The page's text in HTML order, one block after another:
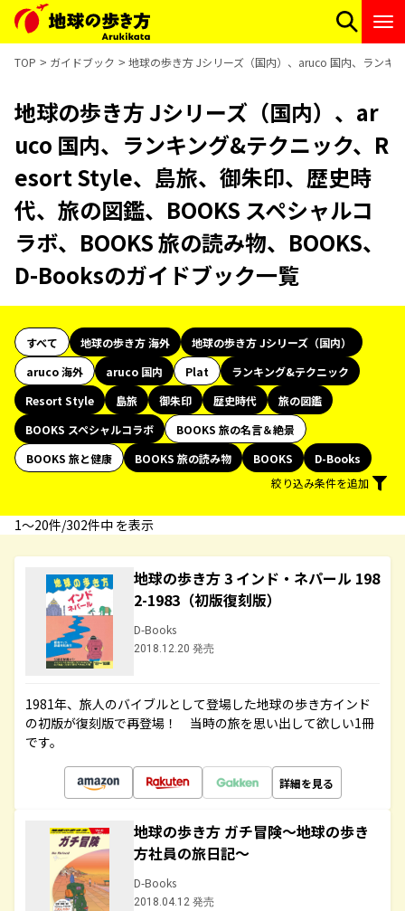
TOP ガイドブック 地球の歩き方 Jシリーズ（国内）、aruco 国内、ランキ
地球の歩き方 Jシリーズ（国内）、ar
uco 国内、ランキング&テクニック、R
esort Style、島旅、御朱印、歴史時
代、旅の図鑑、BOOKS スペシャルコ
ラボ、BOOKS 旅の読み物、BOOKS、
D-Booksのガイドブック一覧
すべて 地球の歩き方 海外
地球の歩き方 Jシリーズ（国内）
aruco 海外
aruco 国内 Plat
ランキング&テクニック
Resort Style
島旅 御朱印 歴史時代
旅の図鑑
BOOKS スペシャルコラボ
BOOKS 旅の名言＆絶景
BOOKS 旅と健康
BOOKS 旅の読み物 BOOKS
D-Books
絞り込み条件を追加
1〜20件/302件中 を表示
地球の歩き方 3 インド・ネパール 198
2-1983（初版復刻版）
D-Books
2018.12.20 発売
1981年、旅人のバイブルとして登場した地球の歩き方インド
の初版が復刻版で再登場！ 当時の旅を思い出して欲しい1冊
です。
詳細を見る
地球の歩き方 ガチ冒険～地球の歩き
方社員の旅日記～
D-Books
2018.04.12 発売